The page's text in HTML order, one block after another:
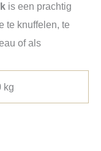
is een prachtig
te knuffelen, te
of als
kg